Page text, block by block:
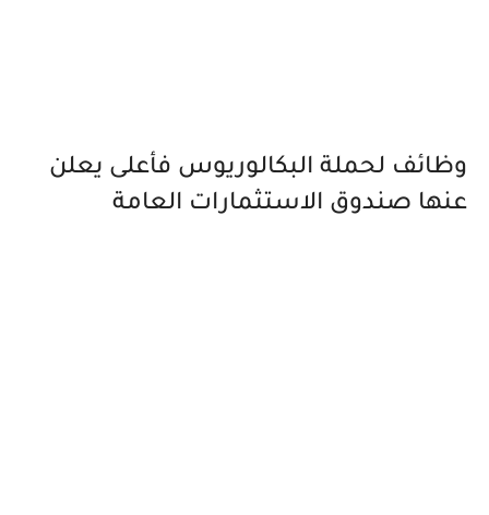
وظائف لحملة البكالوريوس فأعلى يعلن
عنها صندوق الاستثمارات العامة